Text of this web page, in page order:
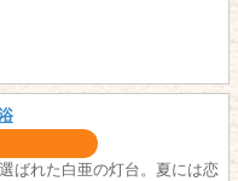
ばれた白亜の灯台。夏には恋